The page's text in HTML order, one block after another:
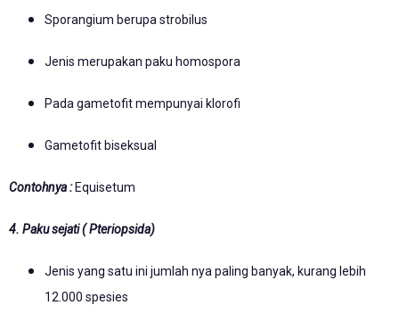
Sporangium berupa strobilus
Jenis merupakan paku homospora
Pada gametofit mempunyai klorofi
Gametofit biseksual
Contohnya :Equisetum
4. Paku sejati ( Pteriopsida)
Jenis yang satu ini jumlah nya paling banyak, kurang lebih
12.000 spesies